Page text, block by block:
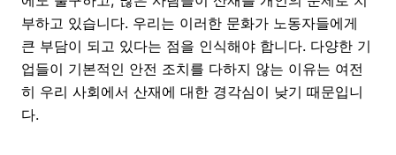
부하고 있습니다. 우리는 이러한 문화가 노동자들에게
큰 부담이 되고 있다는 점을 인식해야 합니다. 다양한 기
업들이 기본적인 안전 조치를 다하지 않는 이유는 여전
히 우리 사회에서 산재에 대한 경각심이 낮기 때문입니
다.